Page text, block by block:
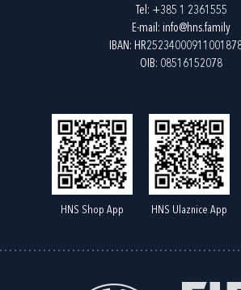
Tel: +385 1 2361555
E-mail: info@hns.family
IBAN:
OIB: 08516152078
HNS Shop App HNS Ulaznice App